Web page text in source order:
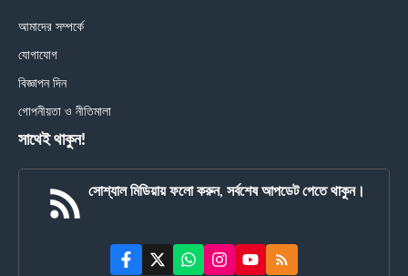
আমাদের সম্পর্কে
যোগাযোগ
বিজ্ঞাপন দিন
গোপনীয়তা ও নীতিমালা
সাথেই থাকুন!
সোশ্যাল মিডিয়ায় ফলো করুন, সর্বশেষ আপডেট পেতে থাকুন।